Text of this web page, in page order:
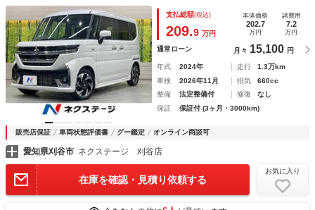
スプレイ Ｂｌｕｅｔｏｏｔｈ ＬＥＤヘッド レーダーク
ルーズ 衝突軽減装置 シートヒーター コーナーセンサー
オートエアコン
支払総額(税込)
209.9 万円
本体価格
202.7
万円
諸費用
7.2
万円
通常ローン 月々 15,100 円
年式 2024年 走行
1.3万km
車検
2026年11月 排気
660cc
整備
法定整備付 修復
なし
保証
保証付 (3ヶ月・3000km)
販売店保証 車両状態評価書 グー鑑定 オンライン商談可
愛知県刈谷市 ネクステージ 刈谷店
在庫を確認・見積り依頼する
お気に入り